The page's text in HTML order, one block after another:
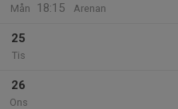
Mån
18:15
Arenan
25
Tis
26
Ons